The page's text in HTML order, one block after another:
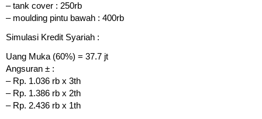
– tank cover : 250rb
– moulding pintu bawah : 400rb
Simulasi Kredit Syariah :
Uang Muka (60%) = 37.7 jt
Angsuran ± :
– Rp. 1.036 rb x 3th
– Rp. 1.386 rb x 2th
– Rp. 2.436 rb x 1th